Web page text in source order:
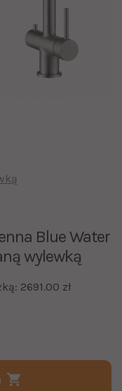
Blue Water
wylewką
2691.00 zł